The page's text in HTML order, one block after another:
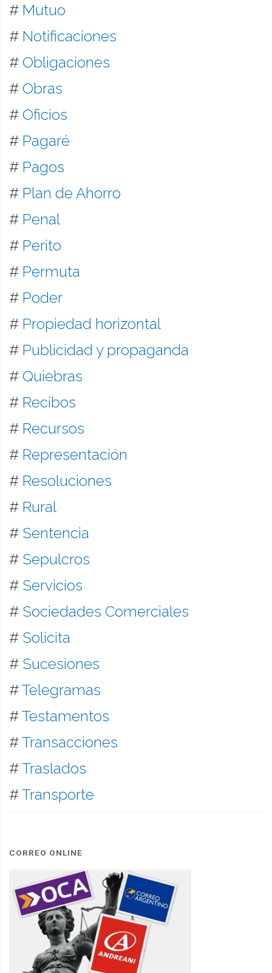
# Mutuo
# Notificaciones
# Obligaciones
# Obras
# Oficios
# Pagaré
# Pagos
# Plan de Ahorro
# Penal
# Perito
# Permuta
# Poder
# Propiedad horizontal
# Publicidad y propaganda
# Quiebras
# Recibos
# Recursos
# Representación
# Resoluciones
# Rural
# Sentencia
# Sepulcros
# Servicios
# Sociedades Comerciales
# Solicita
# Sucesiones
#Telegramas
#Testamentos
#Transacciones
#Traslados
#Transporte
CORREO ONLINE